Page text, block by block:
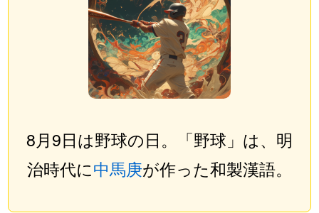
8月9日は野球の日。「野球」は、明
治時代に中馬庚が作った和製漢語。